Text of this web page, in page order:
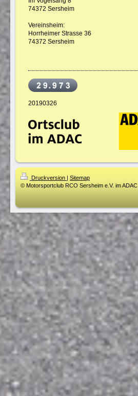
74372 Sersheim
Vereinsheim:
Horrheimer Strasse 36
74372 Sersheim
20190326
Druckversion | Sitemap
© Motorsportclub RCO Sersheim e.V. im ADAC